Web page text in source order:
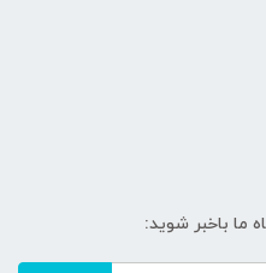
ما باخبر شوید: